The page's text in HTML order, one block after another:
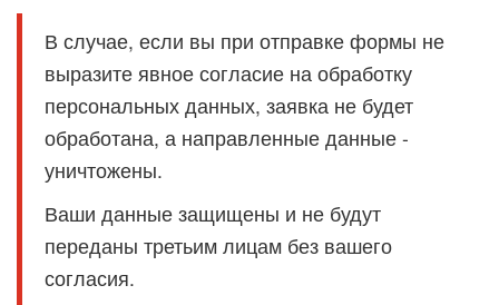
В случае, если вы при отправке формы не
выразите явное согласие на обработку
персональных данных, заявка не будет
обработана, а направленные данные -
уничтожены.
Ваши данные защищены и не будут
переданы третьим лицам без вашего
согласия.